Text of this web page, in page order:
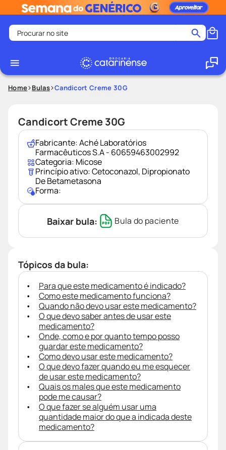
Procurar no site
1
2º
medley
4º
protetor solar facial
5º
shampoo
tadalafila
lenço umedecido
sabonete liquido
9
desodorante
10
Home Bulas Candicort Creme 30G
Candicort Creme 30G
Fabricante:Aché Laboratórios
Farmacêuticos S.A - 60659463002992
Categoria: Micose
Princípio ativo:Cetoconazol, Dipropionato
De Betametasona
Forma:
Baixar bula: Bula do paciente
Tópicos da bula:
Para que este medicamento é indicado?
Como este medicamento funciona?
Quando não devo usar este medicamento?
O que devo saber antes de usar este
medicamento?
Onde, como e por quanto tempo posso
guardar este medicamento?
Como devo usar este medicamento?
O que devo fazer quando eu me esquecer
de usar este medicamento?
Quais os males que este medicamento
pode me causar?
O que fazer se alguém usar uma
quantidade maior do que a indicada deste
medicamento?